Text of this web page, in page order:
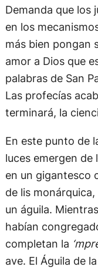
Demanda que los
en los
más bien pongan
amor a Dios que
palabras de San
Las profecías
terminará, la
En este punto de
luces emergen de
en un gigantesco
de lis
un águila.
habían
completan la
ave. El Águila de